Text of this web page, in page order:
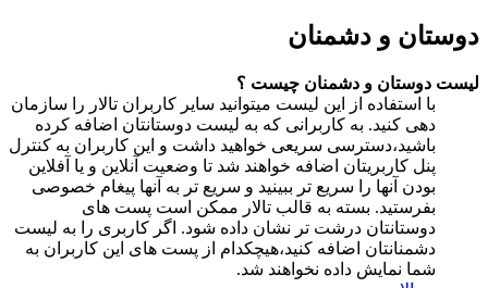
دوستان و دشمنان
لیست دوستان و دشمنان چیست ؟
با استفاده از این لیست میتوانید سایر کاربران تالار را سازمان
دهی کنید. به کاربرانی که به لیست دوستانتان اضافه کرده
باشید،دسترسی سریعی خواهید داشت و این کاربران به کنترل
پنل کاربریتان اضافه خواهند شد تا وضعیت آنلاین و یا آفلاین
بودن آنها را سریع تر ببینید و سریع تر به آنها پیغام خصوصی
بفرستید. بسته به قالب تالار ممکن است پست های
دوستانتان درشت تر نشان داده شود. اگر کاربری را به لیست
دشمنانتان اضافه کنید،هیچکدام از پست های این کاربران به
شما نمایش داده نخواهند شد.